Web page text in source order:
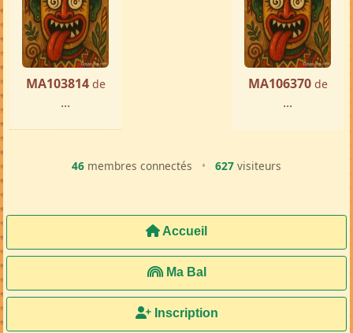
MA103814 de
...
MA106370 de
...
46 membres connectés • 627 visiteurs
Accueil
Ma Bal
Inscription